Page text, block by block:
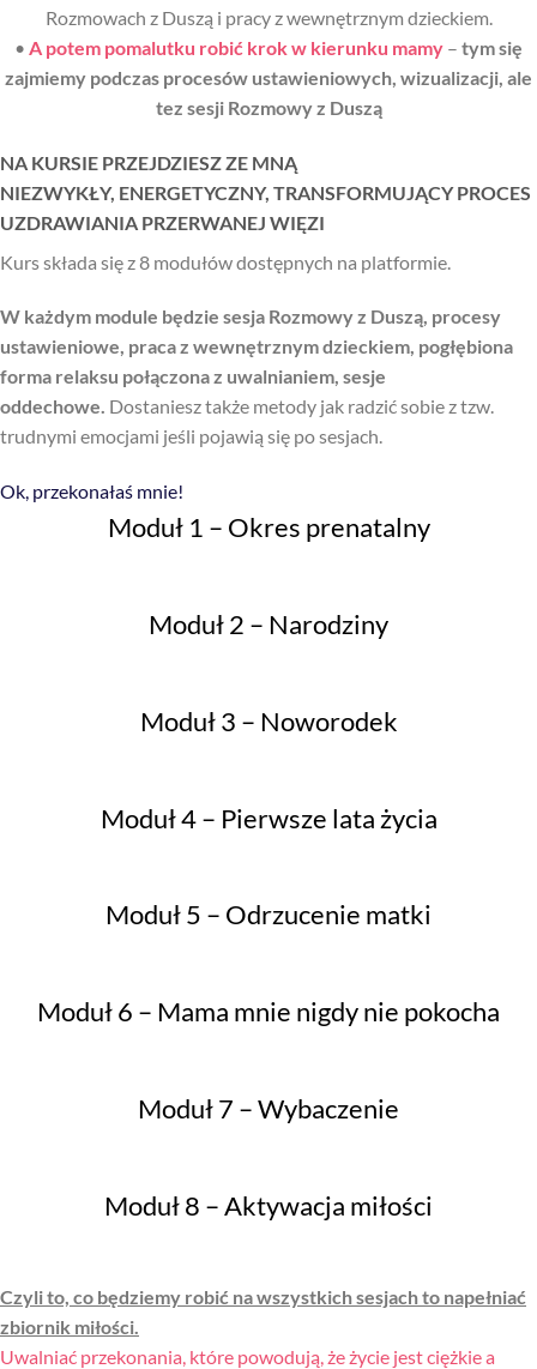
Rozmowach z Duszą i pracy z wewnętrznym dzieckiem.
• A potem pomalutku robić krok w kierunku mamy – tym się
zajmiemy podczas procesów ustawieniowych, wizualizacji, ale
tez sesji Rozmowy z Duszą
NA KURSIE PRZEJDZIESZ ZE MNĄ
NIEZWYKŁY, ENERGETYCZNY, TRANSFORMUJĄCY PROCES
UZDRAWIANIA PRZERWANEJ WIĘZI
Kurs składa się z 8 modułów dostępnych na platformie.
W każdym module będzie sesja Rozmowy z Duszą, procesy
ustawieniowe, praca z wewnętrznym dzieckiem, pogłębiona
forma relaksu połączona z uwalnianiem, sesje
oddechowe. Dostaniesz także metody jak radzić sobie z tzw.
trudnymi emocjami jeśli pojawią się po sesjach.
Ok, przekonałaś mnie!
Moduł 1 – Okres prenatalny
Moduł 2 – Narodziny
Moduł 3 – Noworodek
Moduł 4 – Pierwsze lata życia
Moduł 5 – Odrzucenie matki
Moduł 6 – Mama mnie nigdy nie pokocha
Moduł 7 – Wybaczenie
Moduł 8 – Aktywacja miłości
Czyli to, co będziemy robić na wszystkich sesjach to napełniać
zbiornik miłości.
Uwalniać przekonania, które powodują, że życie jest ciężkie a